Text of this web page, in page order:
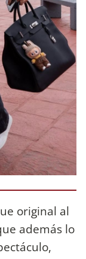
original al
además lo